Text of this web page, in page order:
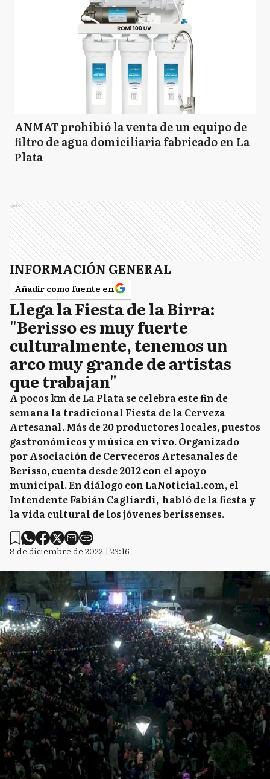
ANMAT prohibió la venta de un equipo de
filtro de agua domiciliaria fabricado en La
Plata
Ads
INFORMACIÓN GENERAL
Añadir como fuente en
Llega la Fiesta de la Birra:
"Berisso es muy fuerte
culturalmente, tenemos un
arco muy grande de artistas
que trabajan"
A pocos km de La Plata se celebra este fin de
semana la tradicional Fiesta de la Cerveza
Artesanal. Más de 20 productores locales, puestos
gastronómicos y música en vivo. Organizado
por Asociación de Cerveceros Artesanales de
Berisso, cuenta desde 2012 con el apoyo
municipal. En diálogo con LaNoticia1.com, el
Intendente Fabián Cagliardi, habló de la fiesta y
la vida cultural de los jóvenes berissenses.
8 de diciembre de 2022 | 23:16